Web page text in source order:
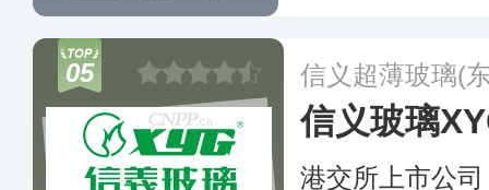
05 信义超薄玻璃(
信义玻璃
港交所上市公司